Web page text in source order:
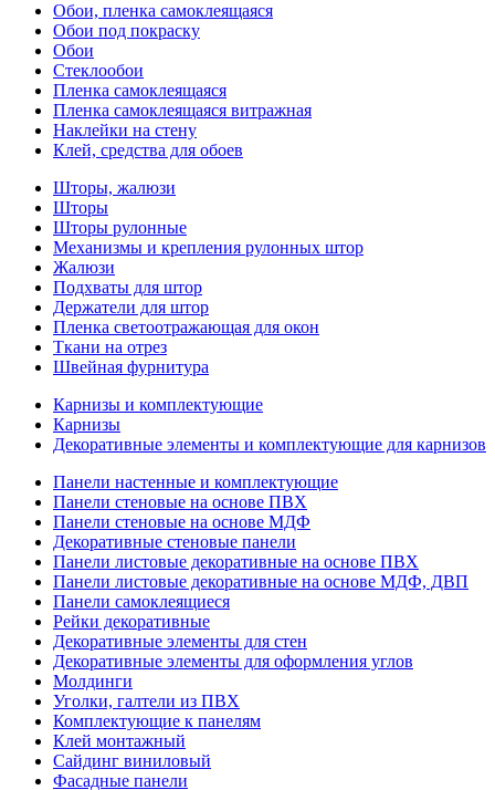
Обои, пленка самоклеящаяся
Обои под покраску
Обои
Стеклообои
Пленка самоклеящаяся
Пленка самоклеящаяся витражная
Наклейки на стену
Клей, средства для обоев
Шторы, жалюзи
Шторы
Шторы рулонные
Механизмы и крепления рулонных штор
Жалюзи
Подхваты для штор
Держатели для штор
Пленка светоотражающая для окон
Ткани на отрез
Швейная фурнитура
Карнизы и комплектующие
Карнизы
Декоративные элементы и комплектующие для карнизов
Панели настенные и комплектующие
Панели стеновые на основе ПВХ
Панели стеновые на основе МДФ
Декоративные стеновые панели
Панели листовые декоративные на основе ПВХ
Панели листовые декоративные на основе МДФ, ДВП
Панели самоклеящиеся
Рейки декоративные
Декоративные элементы для стен
Декоративные элементы для оформления углов
Молдинги
Уголки, галтели из ПВХ
Комплектующие к панелям
Клей монтажный
Сайдинг виниловый
Фасадные панели